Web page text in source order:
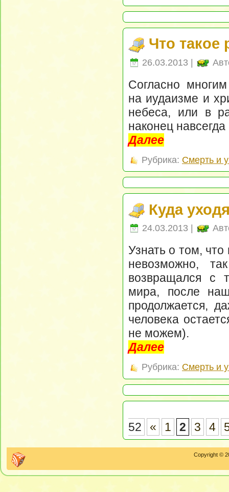
Что такое
26.03.2013 |
Согласно
на иудаизме и
небеса, или в
наконец
Далее
Рубрика: Смерть и
Куда
24.03.2013 |
Узнать о том,
невозможно,
возвращался с
мира, после
продолжается,
человека
не можем).
Далее
Рубрика: Смерть и
52 « 1 2 3 4
Copyright ©